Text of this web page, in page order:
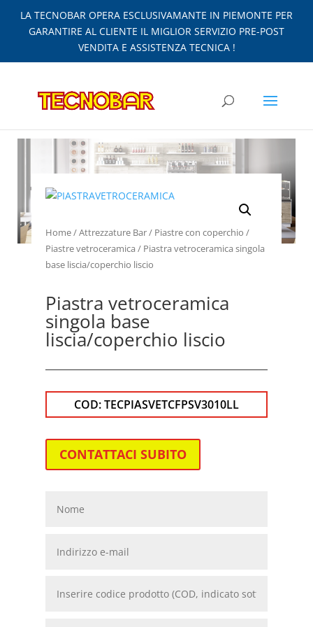
LA TECNOBAR OPERA ESCLUSIVAMANTE IN PIEMONTE PER
GARANTIRE AL CLIENTE IL MIGLIOR SERVIZIO PRE-POST
VENDITA E ASSISTENZA TECNICA !
Home/Attrezzature Bar/ Piastre con coperchio /
Piastre vetroceramica / Piastra vetroceramica singola
base liscia/coperchio liscio
Piastra vetroceramica
singola base
liscia/coperchio liscio
COD:TECPIASVETCFPSV3010LL
CONTATTACI SUBITO